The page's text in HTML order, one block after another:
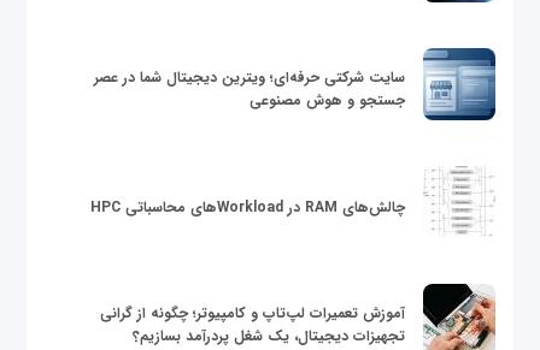
سایت شرکتی حرفه‌ای؛ ویترین دیجیتال شما در عصر
جستجو و هوش مصنوعی
چالش‌های RAM در Workloadهای محاسباتی HPC
آموزش تعمیرات لپ‌تاپ و کامپیوتر؛ چگونه از گرانی
تجهیزات دیجیتال، یک شغل پردرآمد بسازیم؟